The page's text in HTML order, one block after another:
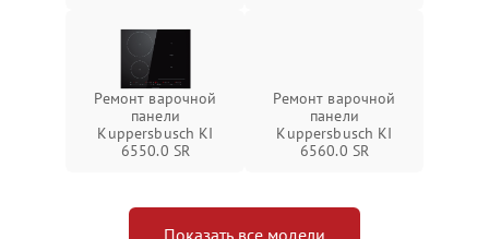
Ремонт варочной
панели
Kuppersbusch KI
6550.0 SR
Ремонт варочной
панели
Kuppersbusch KI
6560.0 SR